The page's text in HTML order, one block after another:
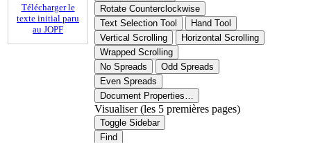
Télécharger le
texte initial paru
au JOPF
Rotate Counterclockwise
Text Selection Tool
Hand Tool
Vertical Scrolling
Horizontal Scrolling
Wrapped Scrolling
No Spreads
Odd Spreads
Even Spreads
Document Properties…
Visualiser (les 5 premières pages)
Toggle Sidebar
Find